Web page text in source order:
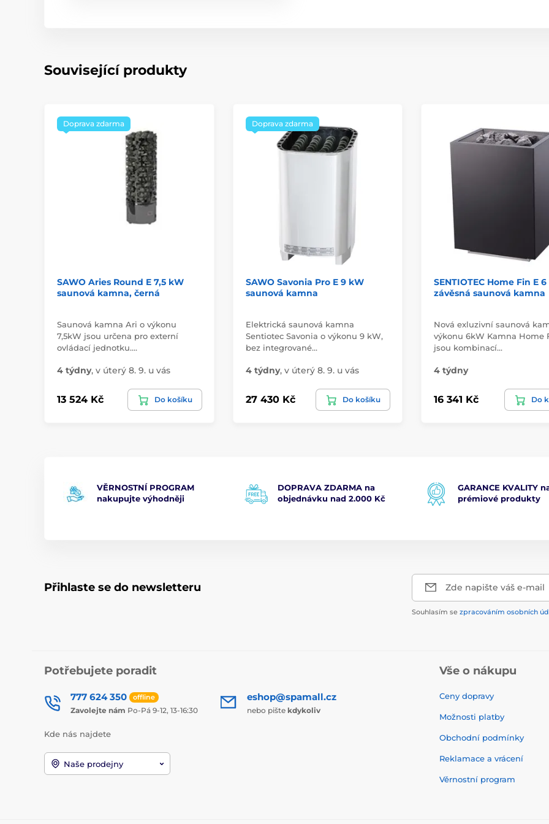
Související produkty
Doprava zdarma
SAWO Aries Round E 7,5 kW
saunová kamna, černá
Saunová kamna Ari o výkonu
7,5kW jsou určena pro externí
ovládací jednotku.…
4 týdny, v úterý 8. 9. u vás
13 524 Kč Do košíku
Doprava zdarma
SAWO Savonia Pro E 9 kW
saunová kamna
Elektrická saunová kamna
Sentiotec Savonia o výkonu 9 kW,
bez integrované…
4 týdny, v úterý 8. 9. u vás
27 430 Kč Do košíku
SENTIOTEC Home Fin E
závěsná saunová kamna
Nová exluzivní saunová
výkonu 6kW Kamna Home
jsou kombinací…
4 týdny
16 341 Kč Do
VĚRNOSTNÍ PROGRAM
nakupujte výhodněji
DOPRAVA ZDARMA na
objednávku nad 2.000 Kč
GARANCE KVALITY
prémiové produkty
Přihlaste se do newsletteru Zde napište váš e-mail
Souhlasím se zpracováním osobních
Potřebujete poradit
777 624 350 offline
Zavolejte nám Po-Pá 9-12, 13-16:30
eshop@spamall.cz
nebo pište kdykoliv
Kde nás najdete
Naše prodejny
Vše o nákupu
Ceny dopravy
Možnosti platby
Obchodní podmínky
Reklamace a vrácení
Věrnostní program